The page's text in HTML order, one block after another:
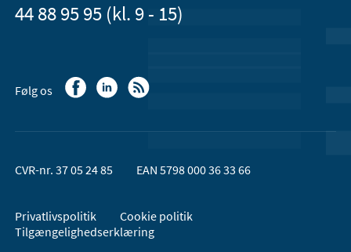
44 88 95 95 (kl. 9 - 15)
Følg os
CVR-nr. 37 05 24 85 EAN 5798 000 36 33 66
Privatlivspolitik
Cookie politik
Tilgængelighedserklæring